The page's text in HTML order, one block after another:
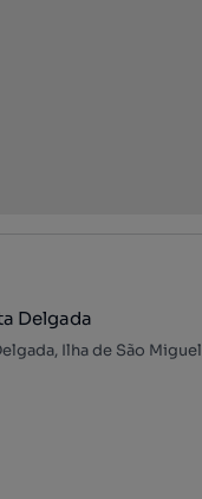
Delgada
Ilha de São Miguel